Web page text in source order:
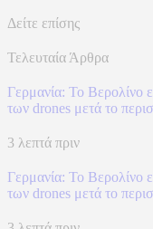
Δείτε επίσης
Τελευταία Άρθρα
Γερμανία: Το Βερολίνο
των drones μετά το
3 λεπτά πριν
Γερμανία: Το Βερολίνο
των drones μετά το